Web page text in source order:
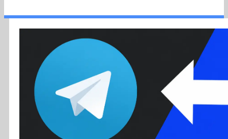
Colunas
Colaboradores